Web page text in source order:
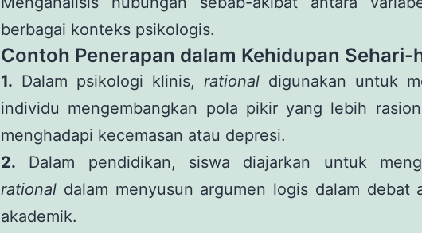
berbagai konteks psikologis.
Contoh Penerapan dalam Kehidupan Sehari-
1. Dalam psikologi klinis, rational digunakan untuk
individu mengembangkan pola pikir yang lebih
menghadapi kecemasan atau depresi.
2. Dalam pendidikan, siswa diajarkan untuk
rational dalam menyusun argumen logis dalam debat
akademik.